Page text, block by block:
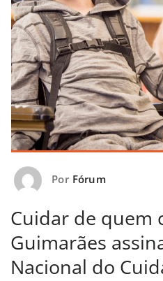
Por Fórum
Cuidar de quem
Guimarães
Nacional do